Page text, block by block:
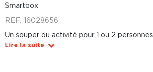
Smartbox
REF. 16028656
Un souper ou activité pour 1 ou 2 personnes
Lire la suite